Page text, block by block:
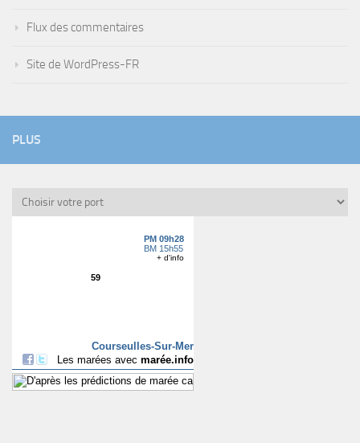
Flux des commentaires
Site de WordPress-FR
PLUS